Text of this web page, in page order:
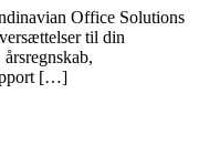
Office Solutions
til din
[…]